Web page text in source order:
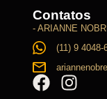
Contatos
- ARIANNE
(11) 9 4048-